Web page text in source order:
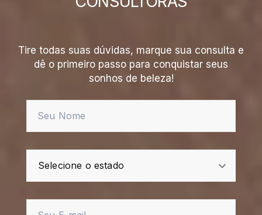
Tire todas suas dúvidas, marque sua consulta e
dê o primeiro passo para conquistar seus
sonhos de beleza!